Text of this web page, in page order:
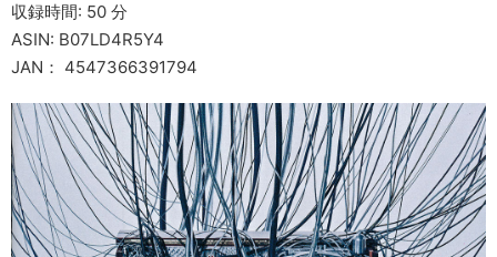
収録時間: 50 分
ASIN: B07LD4R5Y4
JAN： 4547366391794